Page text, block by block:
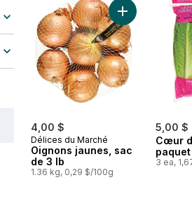
4,00 $
Délices du Marché
Oignons jaunes, sac
de 3 lb
1.36 kg, 0,29 $/100g
Ajouter
5,00 $
Cœur
3 ea,